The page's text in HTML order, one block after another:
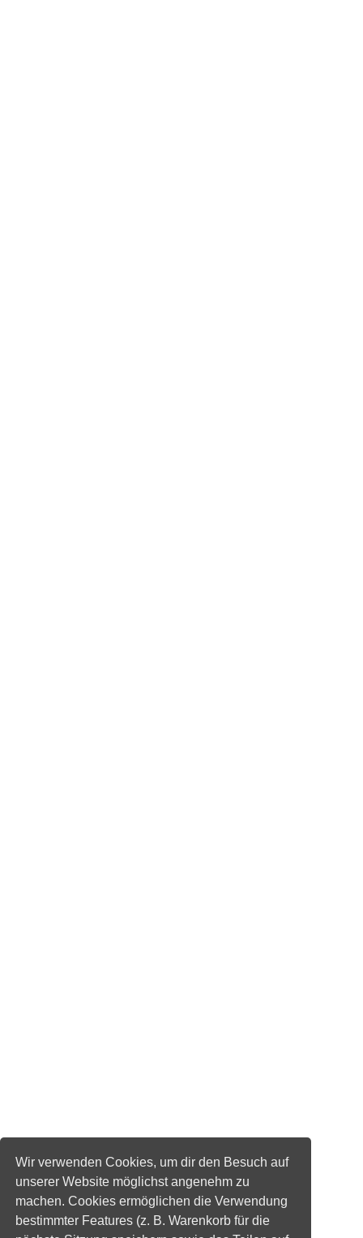
Wir verwenden Cookies, um dir den Besuch auf
unserer Website möglichst angenehm zu
machen. Cookies ermöglichen die Verwendung
bestimmter Features (z. B. Warenkorb für die